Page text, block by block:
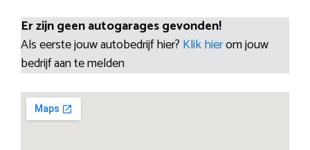
Er zijn geen autogarages gevonden!
Als eerste jouw autobedrijf hier? Klik hierom jouw
bedrijf aan te melden